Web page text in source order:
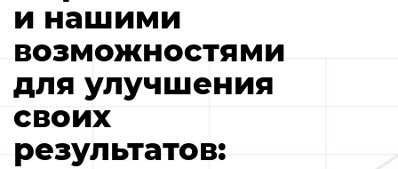
и нашими
возможностями
для улучшения
своих
результатов: